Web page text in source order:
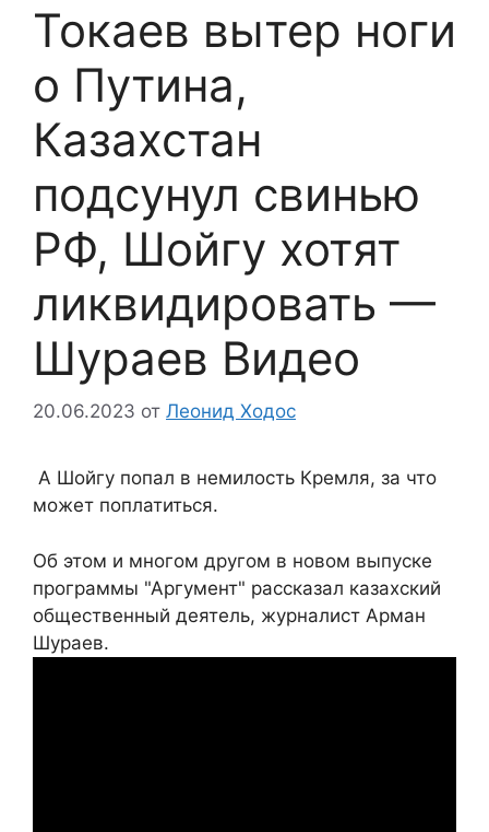
Токаев вытер ноги
о Путина,
Казахстан
подсунул свинью
РФ, Шойгу хотят
ликвидировать —
Шураев Видео
20.06.2023 от Леонид Ходос
А Шойгу попал в немилость Кремля, за что
может поплатиться.
Об этом и многом другом в новом выпуске
программы "Аргумент" рассказал казахский
общественный деятель, журналист Арман
Шураев.